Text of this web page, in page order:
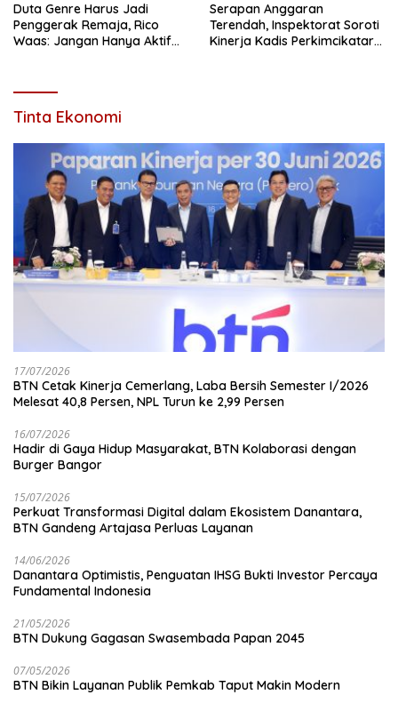
Duta Genre Harus Jadi
Penggerak Remaja, Rico
Waas: Jangan Hanya Aktif
Serapan Anggaran
Terendah, Inspektorat Soroti
Kinerja Kadis Perkimcikataru
Tinta Ekonomi
17/07/2026
BTN Cetak Kinerja Cemerlang, Laba Bersih Semester I/2026
Melesat 40,8 Persen, NPL Turun ke 2,99 Persen
16/07/2026
Hadir di Gaya Hidup Masyarakat, BTN Kolaborasi dengan
Burger Bangor
15/07/2026
Perkuat Transformasi Digital dalam Ekosistem Danantara,
BTN Gandeng Artajasa Perluas Layanan
14/06/2026
Danantara Optimistis, Penguatan IHSG Bukti Investor Percaya
Fundamental Indonesia
21/05/2026
BTN Dukung Gagasan Swasembada Papan 2045
07/05/2026
BTN Bikin Layanan Publik Pemkab Taput Makin Modern